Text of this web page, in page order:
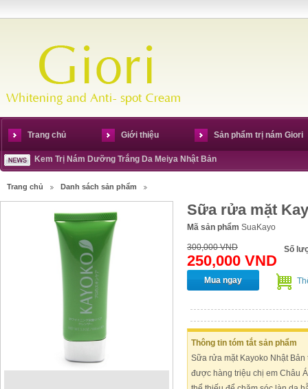
Trang chủ Giới thiệu Sản phẩm trị nám Giori
Kem Trị Nám Dưỡng Trắng Da Meiya Nhật Bản
Trang chủ Danh sách sản phẩm
Sữa rửa mặt
Mã sản phẩm SuaKayo
300,000 VND
250,000 VND
Số
Mua ngay
Thông tin tóm tắt sản phẩm
Sữa rửa mặt Kayoko Nhật
được hàng triệu chị em Châu